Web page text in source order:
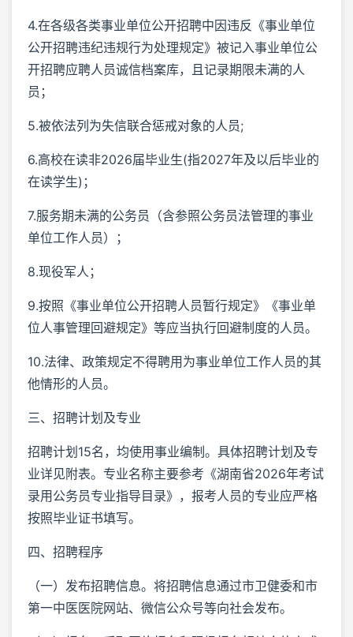
4.在各级各类事业单位公开招聘中因违反《事业单位
公开招聘违纪违规行为处理规定》被记入事业单位公
开招聘应聘人员诚信档案库，且记录期限未满的人
员；
5.被依法列为失信联合惩戒对象的人员;
6.高校在读非2026届毕业生(指2027年及以后毕业的
在读学生)；
7.服务期未满的公务员（含参照公务员法管理的事业
单位工作人员）；
8.现役军人；
9.按照《事业单位公开招聘人员暂行规定》《事业单
位人事管理回避规定》等应当执行回避制度的人员。
10.法律、政策规定不得聘用为事业单位工作人员的其
他情形的人员。
三、招聘计划及专业
招聘计划15名，均使用事业编制。具体招聘计划及专
业详见附表。专业名称主要参考《湖南省2026年考试
录用公务员专业指导目录》，报考人员的专业应严格
按照毕业证书填写。
四、招聘程序
（一）发布招聘信息。将招聘信息通过市卫健委和市
第一中医医院网站、微信公众号等向社会发布。